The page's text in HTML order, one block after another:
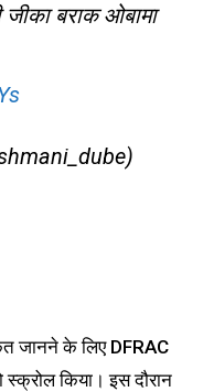
जीका बराक ओबामा
जानने के लिए DFRAC
किया। इस दौरान